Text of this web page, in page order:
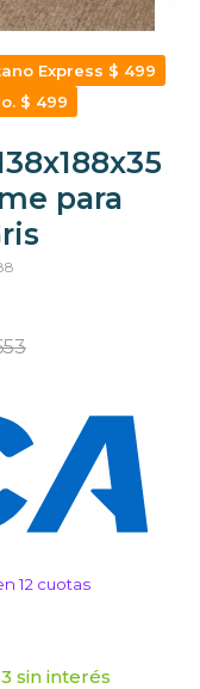
Express $ 499
$ 499
para
12 cuotas
sin interés